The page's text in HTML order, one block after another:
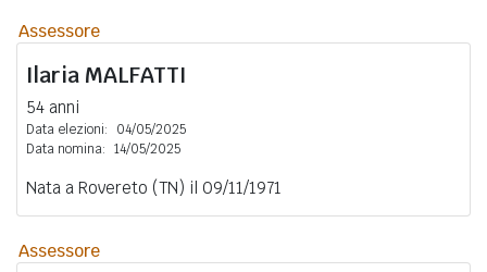
Assessore
Ilaria MALFATTI
54 anni
Data elezioni:
04/05/2025
Data nomina: 14/05/2025
Nata a Rovereto (TN) il 09/11/1971
Assessore